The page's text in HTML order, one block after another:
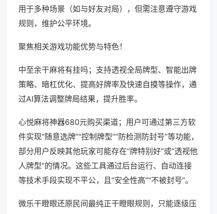
用于多种场景（如与好友对局），但需注意遵守游戏
规则，维护公平环境。
聚焦相关游戏功能优势与特色！
中至余干麻将有挂吗；支持透视全局牌型、智能出牌
策略、暗杠优化、提高好牌率及快速自摸等操作，通
过AI算法调整牌局结果，提升胜率。
心悦麻将神器680元购买渠道；用户可通过第三方软
件实现“随意选牌”“控制牌型”“防检测防封号”等功能，
部分用户反映其他玩家可能存在“牌特别好”或“透视他
人牌型”的情况。这些工具通过后台运行、自动连接
等技术手段实现不平公，且“安全性高”“不被封号”。
微乐干瞪眼还原民间最纯正干瞪眼规则，只能逐级压